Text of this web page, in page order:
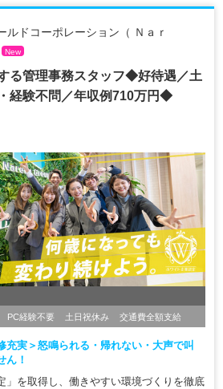
ルドコーポレーション（ Ｎａｒ
New
る管理事務スタッフ◆好待遇／土
経験不問／年収例710万円◆
PC経験不要 土日祝休み 交通費全額支給
充実＞怒鳴られる・帰れない・大声で叫
ん！
」を取得し、働きやすい環境づくりを徹底